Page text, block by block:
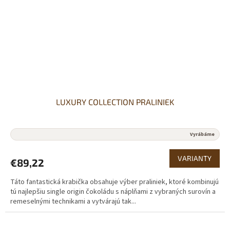
LUXURY COLLECTION PRALINIEK
Vyrábáme
€89,22 VARIANTY
Táto fantastická krabička obsahuje výber praliniek, ktoré kombinujú
tú najlepšiu single origin čokoládu s náplňami z vybraných surovín a
remeselnými technikami a vytvárajú tak...